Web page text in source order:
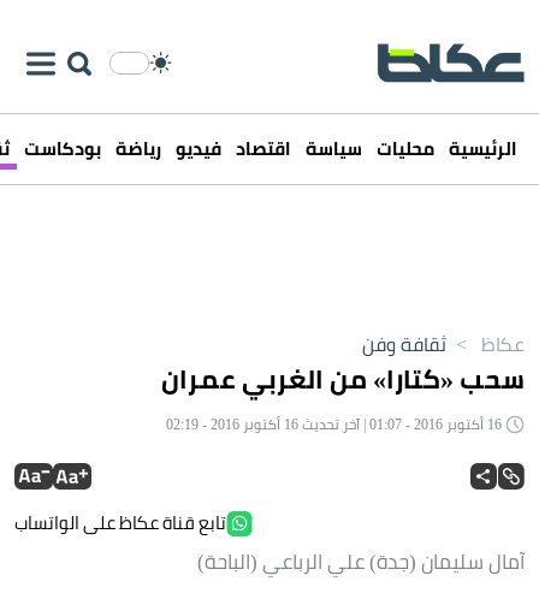
الرئيسية محليات سياسة اقتصاد فيديو رياضة بودكاست
عكاظ > ثقافة وفن
سحب «كتارا» من الغربي عمران
تابع قناة عكاظ على الواتساب
آمال سليمان (جدة) علي الرباعي (الباحة)